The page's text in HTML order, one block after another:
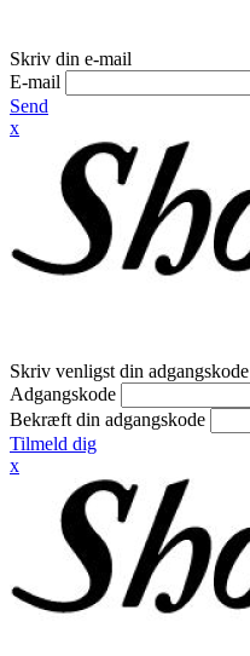
Skriv din e-mail
E-mail
Send
x
Skriv venligst din adgangskode
Adgangskode
Bekræft din adgangskode
Tilmeld dig
x